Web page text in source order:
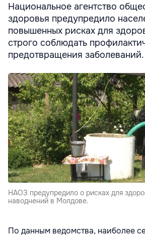
Национальное агентство
здоровья предупредило
повышенных рисках для
строго соблюдать
предотвращения заболеваний.
НАОЗ предупредило о рисках для
наводнений в Молдове.
По данным ведомства, наиболее